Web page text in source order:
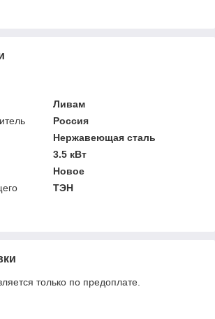
Ливам
Россия
Нержавеющая сталь
3.5 кВт
Новое
ТЭН
только по предоплате.